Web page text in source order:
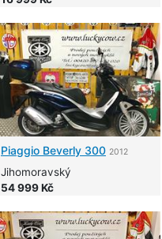
Piaggio Beverly 300 2012
Jihomoravský
54 999 Kč